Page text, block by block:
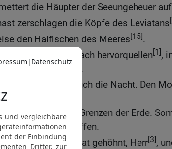
die Häupter der Seeungeheuer
zerschlagen die Köpfe des Leviatans
den Haifischen des Meeres[15].
ließest Quelle und Bach hervorquellen[1],
trocknetest du aus.
ist der Tag, dein auch die Nacht. Den
du bereitet.
festgelegt alle Grenzen der Erde.
du hast sie geschaffen.
daran: Der Feind hat gehöhnt, Herr[3],